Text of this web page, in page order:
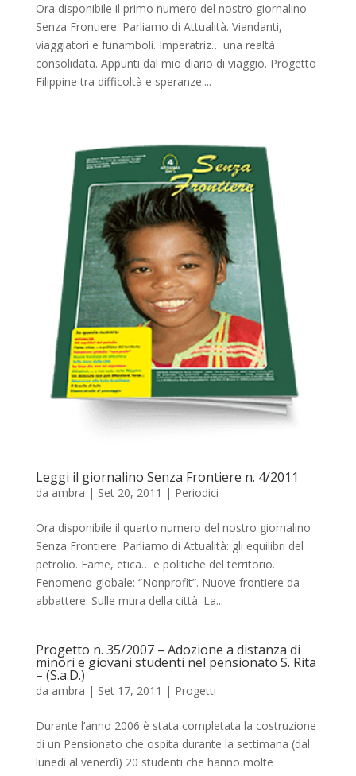
Ora disponibile il primo numero del nostro giornalino
Senza Frontiere. Parliamo di Attualità. Viandanti,
viaggiatori e funamboli. Imperatriz… una realtà
consolidata. Appunti dal mio diario di viaggio. Progetto
Filippine tra difficoltà e speranze....
Leggi il giornalino Senza Frontiere n. 4/2011
da ambra | Set 20, 2011 | Periodici
Ora disponibile il quarto numero del nostro giornalino
Senza Frontiere. Parliamo di Attualità: gli equilibri del
petrolio. Fame, etica… e politiche del territorio.
Fenomeno globale: “Nonprofit”. Nuove frontiere da
abbattere. Sulle mura della città. La...
Progetto n. 35/2007 – Adozione a distanza di
minori e giovani studenti nel pensionato S. Rita
– (S.a.D.)
da ambra | Set 17, 2011 | Progetti
Durante l’anno 2006 è stata completata la costruzione
di un Pensionato che ospita durante la settimana (dal
lunedì al venerdì) 20 studenti che hanno molte